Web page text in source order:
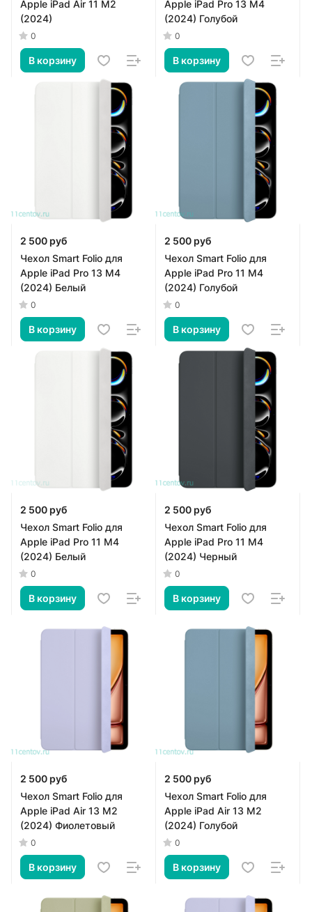
Apple iPad Air 11 M2
(2024)
0
В корзину
Apple iPad Pro 13 M4
(2024) Голубой
0
В корзину
2 500 руб
Чехол Smart Folio для
Apple iPad Pro 13 M4
(2024) Белый
0
В корзину
2 500 руб
Чехол Smart Folio для
Apple iPad Pro 11 M4
(2024) Голубой
0
В корзину
2 500 руб
Чехол Smart Folio для
Apple iPad Pro 11 M4
(2024) Белый
0
В корзину
2 500 руб
Чехол Smart Folio для
Apple iPad Pro 11 M4
(2024) Черный
0
В корзину
2 500 руб
Чехол Smart Folio для
Apple iPad Air 13 M2
(2024) Фиолетовый
0
В корзину
2 500 руб
Чехол Smart Folio для
Apple iPad Air 13 M2
(2024) Голубой
0
В корзину